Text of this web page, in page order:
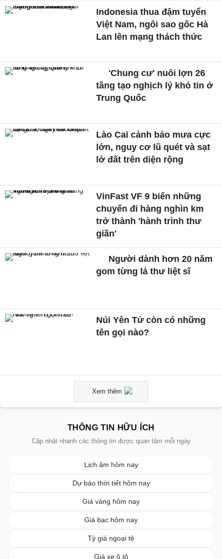
Indonesia thua đậm tuyển
Việt Nam, ngôi sao gốc Hà
Lan lên mạng thách thức
'Chung cư' nuôi lợn 26
tầng tạo nghịch lý khó tin ở
Trung Quốc
Lào Cai cảnh báo mưa cực
lớn, nguy cơ lũ quét và sạt
lở đất trên diện rộng
VinFast VF 9 biến những
chuyến đi hàng nghìn km
trở thành 'hành trình thư
giãn'
Người dành hơn 20 năm
gom từng lá thư liệt sĩ
Núi Yên Tử còn có những
tên gọi nào?
Xem thêm
THÔNG TIN HỮU ÍCH
Cập nhật nhanh các thông tin được quan tâm mỗi ngày
Lịch âm hôm nay
Dự báo thời tiết hôm nay
Giá vàng hôm nay
Giá bạc hôm nay
Tỷ giá ngoại tệ
Giá xe ô tô